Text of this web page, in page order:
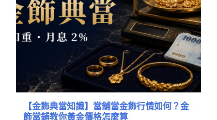
【金飾典當知識】當舖當金飾行情如何？金
飾當鋪教你黃金價格怎麼算